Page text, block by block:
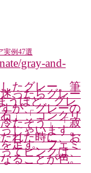
実例47選
gray-and-
たグレー。筆
ったらグレー
うほど、グレ
が、グレーの
」「コンクリ
たそう」「寂
しゃいます。
れた時に、お
足す、フェミ
てピンクは、
ることが色。